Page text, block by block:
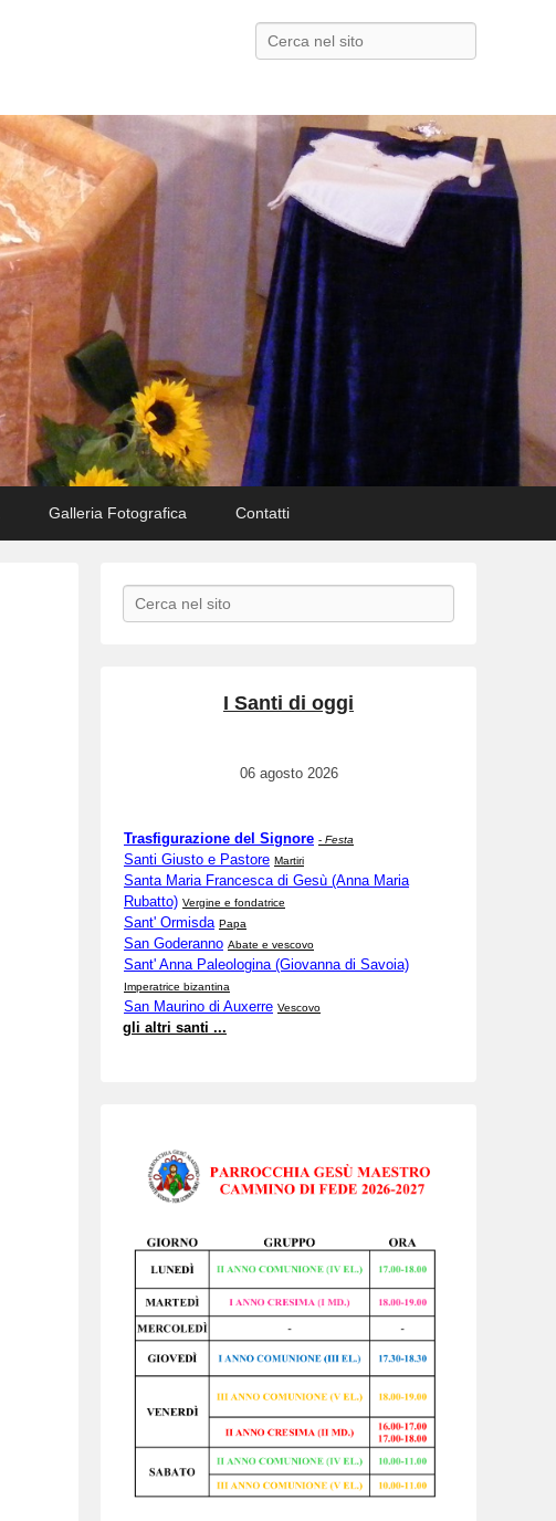
Search
Galleria Fotografica Contatti
Search
I Santi di oggi
06 agosto 2026
Trasfigurazione del Signore - Festa
Santi Giusto e Pastore Martiri
Santa Maria Francesca di Gesù (Anna Maria
Rubatto) Vergine e fondatrice
Sant' Ormisda Papa
San Goderanno Abate e vescovo
Sant' Anna Paleologina (Giovanna di Savoia)
Imperatrice bizantina
San Maurino di Auxerre Vescovo
gli altri santi ...